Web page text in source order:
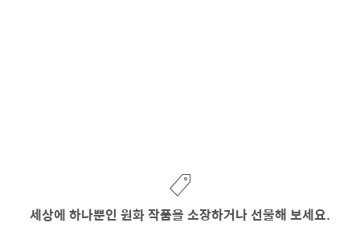
세상에 하나뿐인 원화 작품을 소장하거나 선물해 보세요.